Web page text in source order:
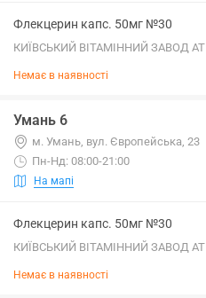
Флекцерин капс. 50мг №30
КИЇВСЬКИЙ ВІТАМІННИЙ ЗАВОД АТ
Немає в наявності
Умань 6
м. Умань, вул. Європейська, 23
Пн-Нд: 08:00-21:00
На мапі
Флекцерин капс. 50мг №30
КИЇВСЬКИЙ ВІТАМІННИЙ ЗАВОД АТ
Немає в наявності